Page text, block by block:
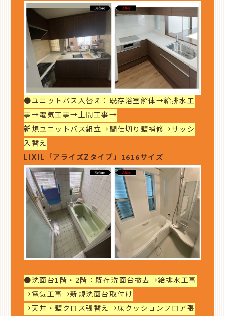
●ユニットバス入替え：既存浴室解体→給排水工
事→電気工事→土間工事→
新規ユニットバス組立→間仕切り壁補修→サッシ
入替え
LIXIL「アライズZタイプ」1616サイズ
●洗面台1階・2階：既存洗面台撤去→給排水工事
→電気工事→新規洗面台取付け
→天井・壁クロス張替え→床クッションフロア張